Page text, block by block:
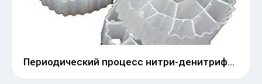
Периодический процесс нитри-денитрификации MMBR